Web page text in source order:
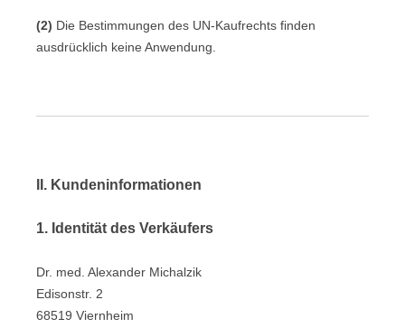
(2) Die Bestimmungen des UN-Kaufrechts finden
ausdrücklich keine Anwendung.
II. Kundeninformationen
1. Identität des Verkäufers
Dr. med. Alexander Michalzik
Edisonstr. 2
68519 Viernheim